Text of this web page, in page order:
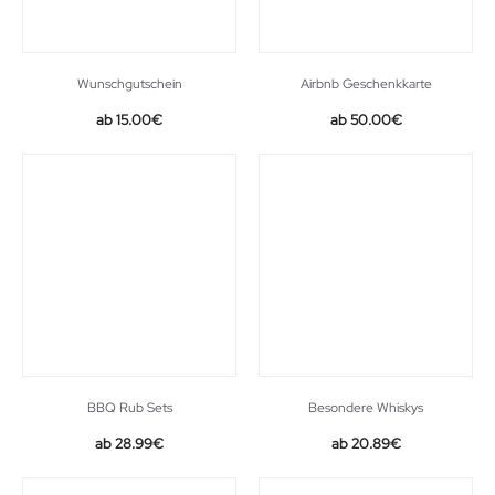
Wunschgutschein
15.00€
Airbnb Geschenkkarte
50.00€
BBQ Rub Sets
28.99€
Besondere Whiskys
Original
20.89€Current